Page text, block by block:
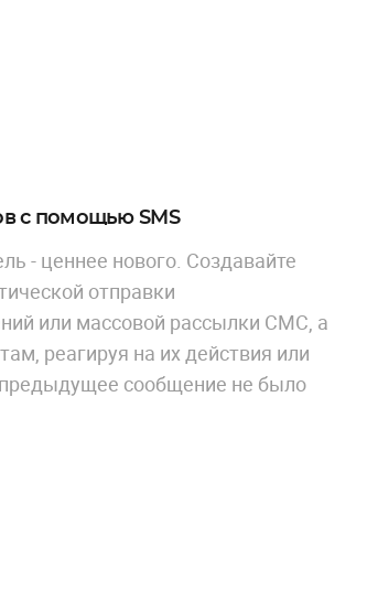
с помощью SMS
- ценнее нового. Создавайте
отправки
или массовой рассылки СМС, а
реагируя на их действия или
сообщение не было